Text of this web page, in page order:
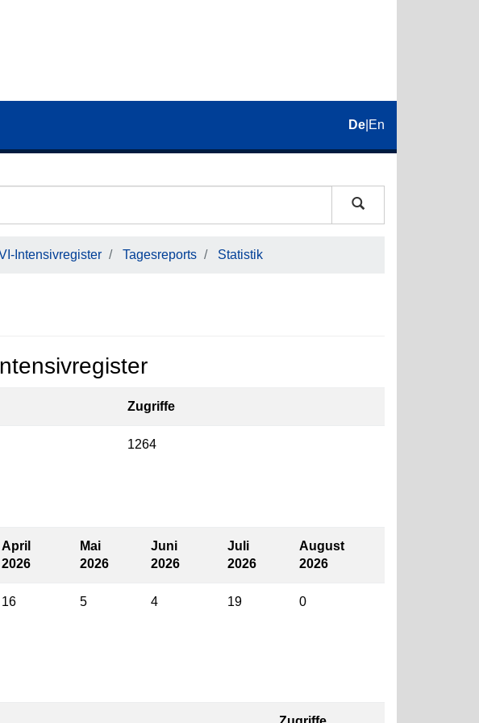
De En
Intensivregister Tagesreports Statistik
Zugriffe
1264
April
2026
Mai
2026
Juni
2026
Juli
2026
August
2026
16 5 4 19 0